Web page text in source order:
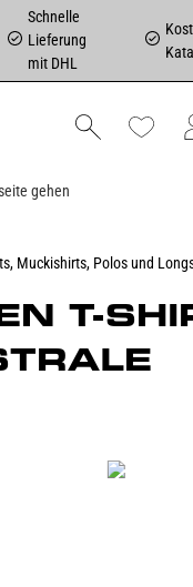
Schnelle
Lieferung
mit DHL
Muckishirts, Polos und
T-